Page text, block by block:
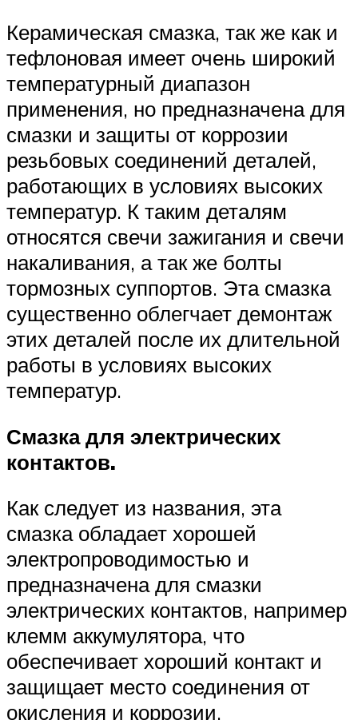
Керамическая смазка, так же как и
тефлоновая имеет очень широкий
температурный диапазон
применения, но предназначена для
смазки и защиты от коррозии
резьбовых соединений деталей,
работающих в условиях высоких
температур. К таким деталям
относятся свечи зажигания и свечи
накаливания, а так же болты
тормозных суппортов. Эта смазка
существенно облегчает демонтаж
этих деталей после их длительной
работы в условиях высоких
температур.
Смазка для электрических
контактов.
Как следует из названия, эта
смазка обладает хорошей
электропроводимостью и
предназначена для смазки
электрических контактов, например
клемм аккумулятора, что
обеспечивает хороший контакт и
защищает место соединения от
окисления и коррозии.